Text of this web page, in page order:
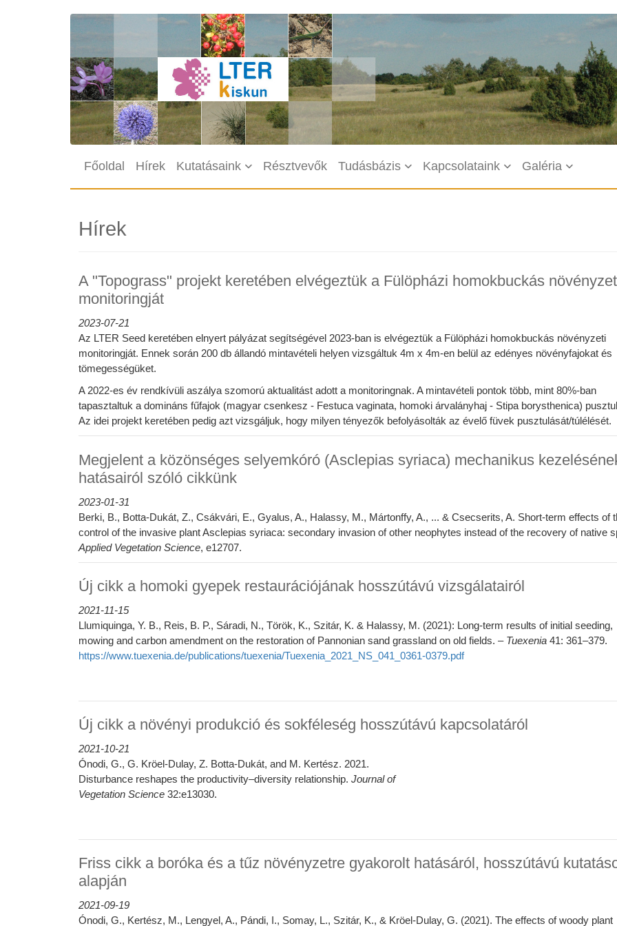
Főoldal Hírek Kutatásaink Résztvevők Tudásbázis Kapcsolataink Galéria
Hírek
A "Topograss" projekt keretében elvégeztük a Fülöpházi homokbuckás
monitoringját
2023-07-21
Az LTER Seed keretében elnyert pályázat segítségével 2023-ban is elvégeztük a Fülöpházi homokbuckás növényzeti
monitoringját. Ennek során 200 db állandó mintavételi helyen vizsgáltuk 4m x 4m-en belül az edényes növényfajokat és
tömegességüket.
A 2022-es év rendkívüli aszálya szomorú aktualitást adott a monitoringnak. A mintavételi pontok több, mint 80%-ban
tapasztaltuk a domináns fűfajok (magyar csenkesz - Festuca vaginata, homoki árvalányhaj - Stipa borysthenica)
Az idei projekt keretében pedig azt vizsgáljuk, hogy milyen tényezők befolyásolták az évelő füvek pusztulását/túlélését.
Megjelent a közönséges selyemkóró (Asclepias syriaca) mechanikus
hatásairól szóló cikkünk
2023-01-31
Berki, B., Botta‐Dukát, Z., Csákvári, E., Gyalus, A., Halassy, M., Mártonffy, A., ... & Csecserits, A. Short‐term effects of
control of the invasive plant Asclepias syriaca: secondary invasion of other neophytes instead of the recovery of native
Applied Vegetation Science, e12707.
Új cikk a homoki gyepek restaurációjának hosszútávú vizsgálatairól
2021-11-15
Llumiquinga, Y. B., Reis, B. P., Sáradi, N., Török, K., Szitár, K. & Halassy, M. (2021): Long-term results of initial seeding,
mowing and carbon amendment on the restoration of Pannonian sand grassland on old fields. – Tuexenia 41: 361–379.
https://www.tuexenia.de/publications/tuexenia/Tuexenia_2021_NS_041_0361-0379.pdf
Új cikk a növényi produkció és sokféleség hosszútávú kapcsolatáról
2021-10-21
Ónodi, G., G. Kröel-Dulay, Z. Botta-Dukát, and M. Kertész. 2021.
Disturbance reshapes the productivity–diversity relationship. Journal of
Vegetation Science 32:e13030.
Friss cikk a boróka és a tűz növényzetre gyakorolt hatásáról, hosszútávú
alapján
2021-09-19
Ónodi, G., Kertész, M., Lengyel, A., Pándi, I., Somay, L., Szitár, K., & Kröel‐Dulay, G. (2021). The effects of woody plant